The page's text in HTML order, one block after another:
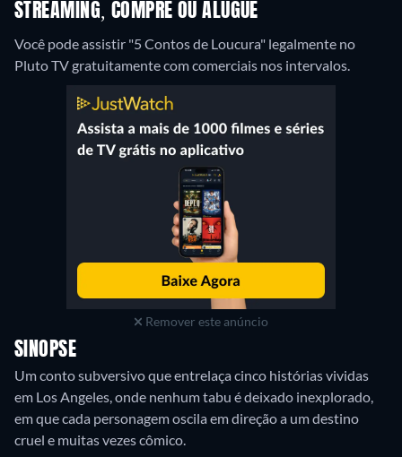
STREAMING, COMPRE OU ALUGUE
Você pode assistir "5 Contos de Loucura" legalmente no
Pluto TV gratuitamente com comerciais nos intervalos.
Remover este anúncio
SINOPSE
Um conto subversivo que entrelaça cinco histórias vividas
em Los Angeles, onde nenhum tabu é deixado inexplorado,
em que cada personagem oscila em direção a um destino
cruel e muitas vezes cômico.